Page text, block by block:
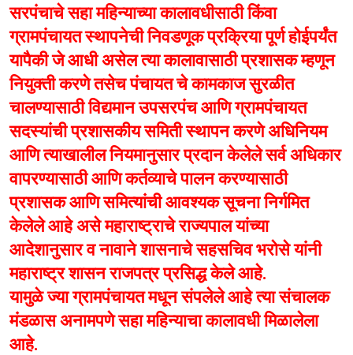
सरपंचाचे सहा महिन्याच्या कालावधीसाठी किंवा
ग्रामपंचायत स्थापनेची निवडणूक प्रक्रिया पूर्ण होईपर्यंत
यापैकी जे आधी असेल त्या कालावासाठी प्रशासक म्हणून
नियुक्ती करणे तसेच पंचायत चे कामकाज सुरळीत
चालण्यासाठी विद्यमान उपसरपंच आणि ग्रामपंचायत
सदस्यांची प्रशासकीय समिती स्थापन करणे अधिनियम
आणि त्याखालील नियमानुसार प्रदान केलेले सर्व अधिकार
वापरण्यासाठी आणि कर्तव्याचे पालन करण्यासाठी
प्रशासक आणि समित्यांची आवश्यक सूचना निर्गमित
केलेले आहे असे महाराष्ट्राचे राज्यपाल यांच्या
आदेशानुसार व नावाने शासनाचे सहसचिव भरोसे यांनी
महाराष्ट्र शासन राजपत्र प्रसिद्ध केले आहे.
यामुळे ज्या ग्रामपंचायत मधून संपलेले आहे त्या संचालक
मंडळास अनामपणे सहा महिन्याचा कालावधी मिळालेला
आहे.